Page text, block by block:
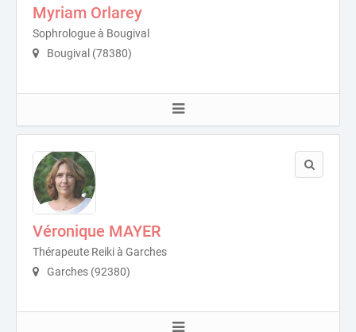
Myriam Orlarey
Sophrologue à Bougival
Bougival (78380)
Véronique MAYER
Thérapeute Reiki à Garches
Garches (92380)